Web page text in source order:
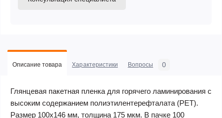
Описание товара Характеристики Вопросы 0
Глянцевая пакетная пленка для горячего ламинирования с
высоким содержанием полиэтилентерефталата (PET).
Размер 100х146 мм, толщина 175 мкм. В пачке 100